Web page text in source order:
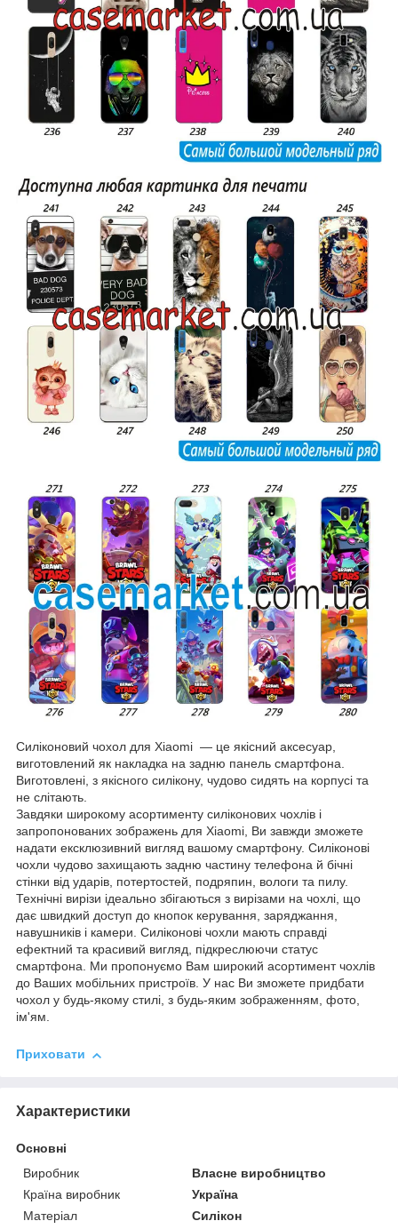
Силіконовий чохол для Xiaomi — це якісний аксесуар,
виготовлений як накладка на задню панель смартфона.
Виготовлені, з якісного силікону, чудово сидять на корпусі та
не слітають.
Завдяки широкому асортименту силіконових чохлів і
запропонованих зображень для Xiaomi, Ви завжди зможете
надати ексклюзивний вигляд вашому смартфону. Силіконові
чохли чудово захищають задню частину телефона й бічні
стінки від ударів, потертостей, подряпин, вологи та пилу.
Технічні вирізи ідеально збігаються з вирізами на чохлі, що
дає швидкий доступ до кнопок керування, заряджання,
навушників і камери. Силіконові чохли мають справді
ефектний та красивий вигляд, підкреслюючи статус
смартфона. Ми пропонуємо Вам широкий асортимент чохлів
до Ваших мобільних пристроїв. У нас Ви зможете придбати
чохол у будь-якому стилі, з будь-яким зображенням, фото,
ім'ям.
Приховати
Характеристики
Основні
Виробник
Власне виробництво
Країна виробник
Україна
Матеріал
Силікон